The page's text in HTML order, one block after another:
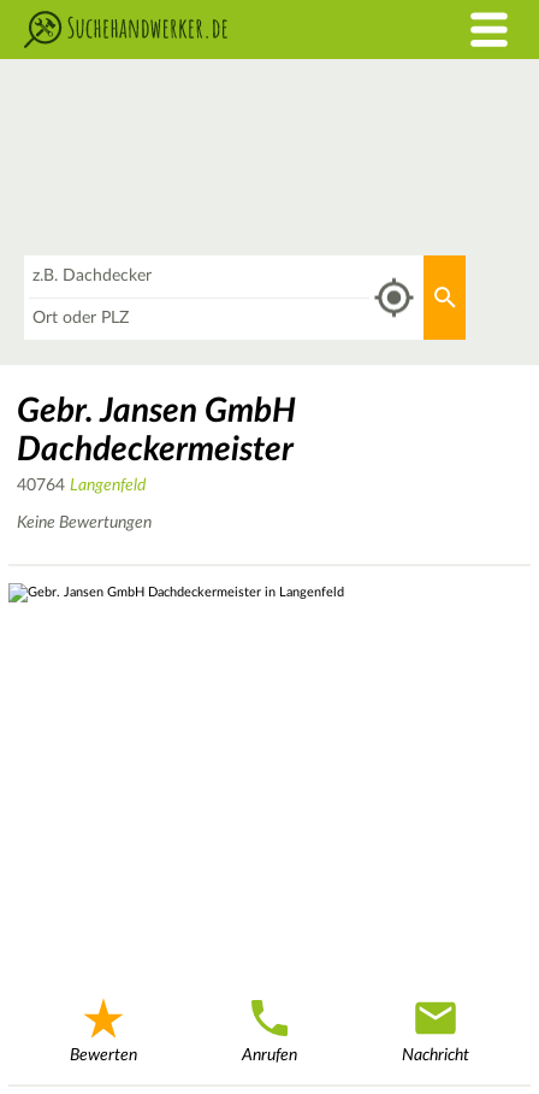
Gebr. Jansen GmbH
Dachdeckermeister
40764 Langenfeld
Keine Bewertungen
Bewerten Anrufen Nachricht